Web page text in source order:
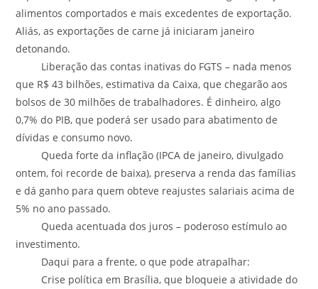
alimentos comportados e mais excedentes de exportação.
Aliás, as exportações de carne já iniciaram janeiro
detonando.
Liberação das contas inativas do FGTS – nada menos
que R$ 43 bilhões, estimativa da Caixa, que chegarão aos
bolsos de 30 milhões de trabalhadores. É dinheiro, algo
0,7% do PIB, que poderá ser usado para abatimento de
dívidas e consumo novo.
Queda forte da inflação (IPCA de janeiro, divulgado
ontem, foi recorde de baixa), preserva a renda das famílias
e dá ganho para quem obteve reajustes salariais acima de
5% no ano passado.
Queda acentuada dos juros – poderoso estímulo ao
investimento.
Daqui para a frente, o que pode atrapalhar:
Crise política em Brasília, que bloqueie a atividade do